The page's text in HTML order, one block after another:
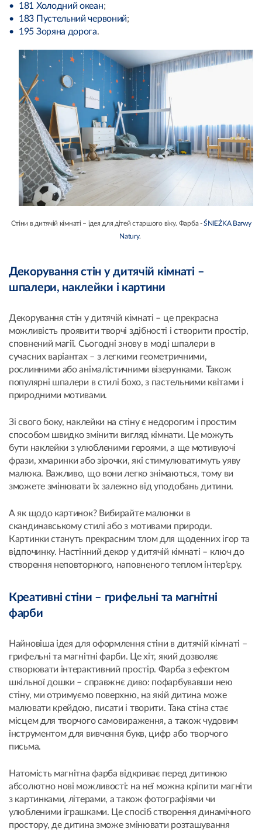
181 Холодний океан;
183 Пустельний червоний;
195 Зоряна дорога.
Стіни в дитячій кімнаті – ідея для дітей старшого віку. Фарба -ŚNIEŻKA Barwy
Natury.
Декорування стін у дитячій кімнаті –
шпалери, наклейки і картини
Декорування стін у дитячій кімнаті – це прекрасна
можливість проявити творчі здібності і створити простір,
сповнений магії. Сьогодні знову в моді шпалери в
сучасних варіантах – з легкими геометричними,
рослинними або анімалістичними візерунками. Також
популярні шпалери в стилі бохо, з пастельними квітами і
природними мотивами.
Зі свого боку, наклейки на стіну є недорогим і простим
способом швидко змінити вигляд кімнати. Це можуть
бути наклейки з улюбленими героями, а ще мотивуючі
фрази, хмаринки або зірочки, які стимулюватимуть уяву
малюка. Важливо, що вони легко знімаються, тому ви
зможете змінювати їх залежно від уподобань дитини.
А як щодо картинок? Вибирайте малюнки в
скандинавському стилі або з мотивами природи.
Картинки стануть прекрасним тлом для щоденних ігор та
відпочинку. Настінний декор у дитячій кімнаті – ключ до
створення неповторного, наповненого теплом інтер’єру.
Креативні стіни – грифельні та магнітні
фарби
Найновіша ідея для оформлення стіни в дитячій кімнаті –
грифельні та магнітні фарби. Це хіт, який дозволяє
створювати інтерактивний простір. Фарба з ефектом
шкільної дошки – справжнє диво: пофарбувавши нею
стіну, ми отримуємо поверхню, на якій дитина може
малювати крейдою, писати і творити. Така стіна стає
місцем для творчого самовираження, а також чудовим
інструментом для вивчення букв, цифр або творчого
письма.
Натомість магнітна фарба відкриває перед дитиною
абсолютно нові можливості: на неї можна кріпити магніти
з картинками, літерами, а також фотографіями чи
улюбленими іграшками. Це спосіб створення динамічного
простору, де дитина зможе змінювати розташування